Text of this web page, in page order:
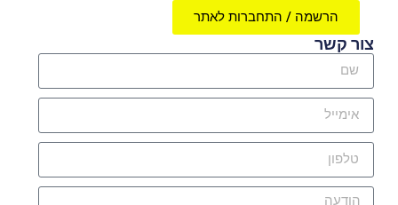
הרשמה / התחברות לאתר
צור קשר